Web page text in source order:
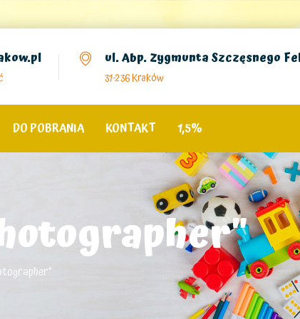
ul. Abp. Zygmunta Szczęsnego
31-236 Kraków
DO POBRANIA KONTAKT 1,5%